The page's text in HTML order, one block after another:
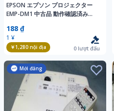
EPSON エプソン プロジェクター
EMP-DM1 中古品 動作確認済み
体 リモコンなし VGAケーブル ケー
スつき
188 ₫
1 ¥
￥1,280nội địa 0 lượt đấu
Mới đăng